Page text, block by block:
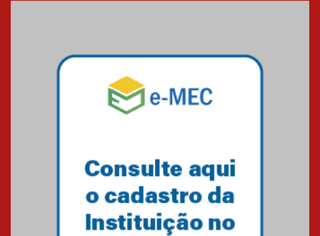
Mackenzie mobiliza campanha
solidária para apoiar famílias em
Minas Gerais
Primeiro culto do ano ressalta o
27.02.2026